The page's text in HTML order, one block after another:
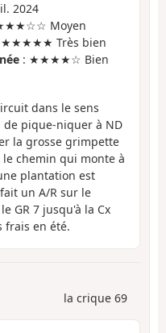
2024
Moyen
★★★★★ Très bien
: ★★★★☆ Bien
dans le sens
de pique-niquer à ND
la grosse grimpette
chemin qui monte à
plantation est
un A/R sur le
GR 7 jusqu'à la Cx
frais en été.
la crique 69